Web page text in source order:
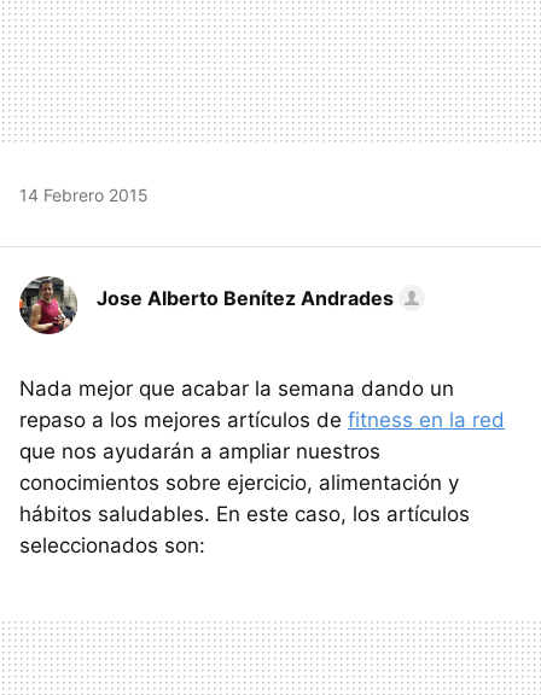
14 Febrero 2015
Jose Alberto Benítez Andrades
Nada mejor que acabar la semana dando un
repaso a los mejores artículos de fitness en la red
que nos ayudarán a ampliar nuestros
conocimientos sobre ejercicio, alimentación y
hábitos saludables. En este caso, los artículos
seleccionados son: